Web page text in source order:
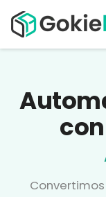
con